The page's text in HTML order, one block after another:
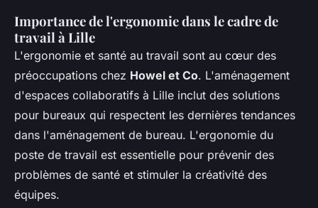
Importance de l'ergonomie dans le cadre de
travail à Lille
L'ergonomie et santé au travail sont au cœur des
préoccupations chez Howel et Co. L'aménagement
d'espaces collaboratifs à Lille inclut des solutions
pour bureaux qui respectent les dernières tendances
dans l'aménagement de bureau. L'ergonomie du
poste de travail est essentielle pour prévenir des
problèmes de santé et stimuler la créativité des
équipes.